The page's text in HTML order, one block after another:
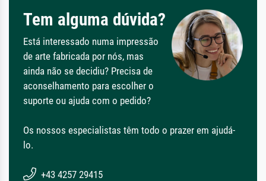
Tem alguma dúvida?
Está interessado numa impressão
de arte fabricada por nós, mas
ainda não se decidiu? Precisa de
aconselhamento para escolher o
suporte ou ajuda com o pedido?
Os nossos especialistas têm todo o prazer em ajudá-
lo.
+43 4257 29415